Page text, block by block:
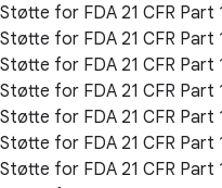
Støtte for FDA 21 CFR Part
Støtte for FDA 21 CFR Part
Støtte for FDA 21 CFR Part
Støtte for FDA 21 CFR Part
Støtte for FDA 21 CFR Part
Støtte for FDA 21 CFR Part
Støtte for FDA 21 CFR Part